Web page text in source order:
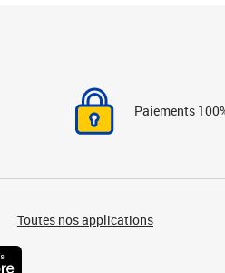
Paiements
Toutes nos applications